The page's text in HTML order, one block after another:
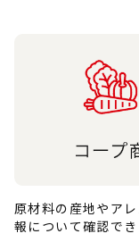
原材料の産地やア
報について確認でき